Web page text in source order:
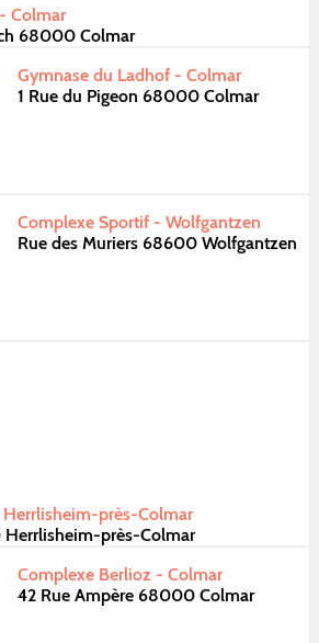
Colmar
68000 Colmar
Gymnase du Ladhof - Colmar
1 Rue du Pigeon 68000 Colmar
Complexe Sportif - Wolfgantzen
Rue des Muriers 68600 Wolfgantzen
près-Colmar
Herrlisheim-près-Colmar
Complexe Berlioz - Colmar
42 Rue Ampère 68000 Colmar